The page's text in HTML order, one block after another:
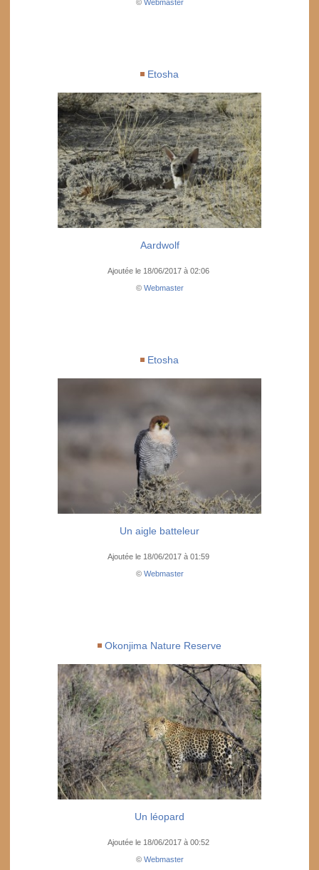
© Webmaster
Etosha
Aardwolf
Ajoutée le 18/06/2017 à 02:06
© Webmaster
Etosha
Un aigle batteleur
Ajoutée le 18/06/2017 à 01:59
© Webmaster
Okonjima Nature Reserve
Un léopard
Ajoutée le 18/06/2017 à 00:52
© Webmaster